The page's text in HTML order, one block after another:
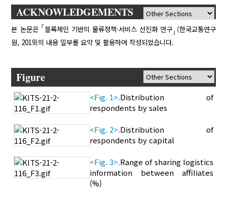
ACKNOWLEDGEMENTS
본 논문은 ｢블록체인 기반의 물류정책·서비스 선진화 연구 ｣ (한국교통연구
원, 2019)의 내용 일부를 요약 및 활용하여 작성되었습니다.
Figure
<Fig. 1>.Distribution of
respondents by sales
<Fig. 2>.Distribution of
respondents by capital
<Fig. 3>.Range of sharing logistics
information between affiliates
(%)